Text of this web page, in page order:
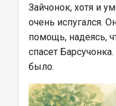
Зайчонок, хотя и
очень испугался.
помощь, надеясь,
спасет
было.